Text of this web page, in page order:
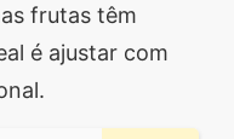
frutas têm
é ajustar com